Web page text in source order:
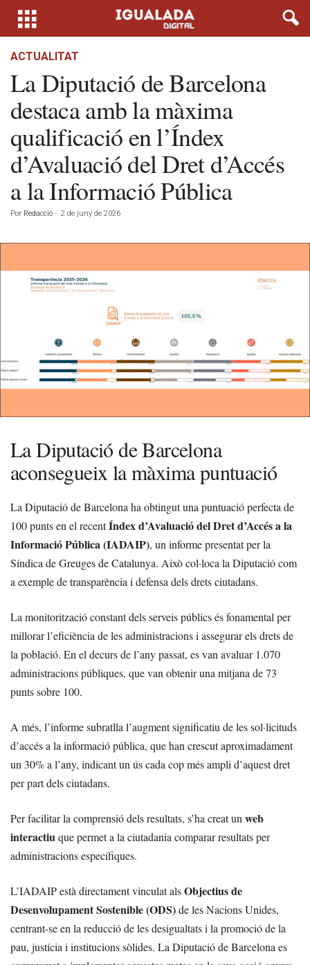
ACTUALITAT
La Diputació de Barcelona
destaca amb la màxima
qualificació en l’Índex
d’Avaluació del Dret d’Accés
a la Informació Pública
Por Redacció - 2 de juny de 2026
La Diputació de Barcelona
aconsegueix la màxima puntuació
La Diputació de Barcelona ha obtingut una puntuació perfecta de
100 punts en el recentÍndex d’Avaluació del Dret d’Accés a la
Informació Pública (IADAIP), un informe presentat per la
Síndica de Greuges de Catalunya. Això col·loca la Diputació com
a exemple de transparència i defensa dels drets ciutadans.
La monitorització constant dels serveis públics és fonamental per
millorar l’eficiència de les administracions i assegurar els drets de
la població. En el decurs de l’any passat, es van avaluar 1.070
administracions públiques, que van obtenir una mitjana de 73
punts sobre 100.
A més, l’informe subratlla l’augment significatiu de les sol·licituds
d’accés a la informació pública, que han crescut aproximadament
un 30% a l’any, indicant un ús cada cop més ampli d’aquest dret
per part dels ciutadans.
Per facilitar la comprensió dels resultats, s’ha creat un web
interactiuque permet a la ciutadania comparar resultats per
administracions específiques.
L’IADAIP està directament vinculat alsObjectius de
Desenvolupament Sostenible (ODS)de les Nacions Unides,
centrant-se en la reducció de les desigualtats i la promoció de la
pau, justícia i institucions sòlides. La Diputació de Barcelona es